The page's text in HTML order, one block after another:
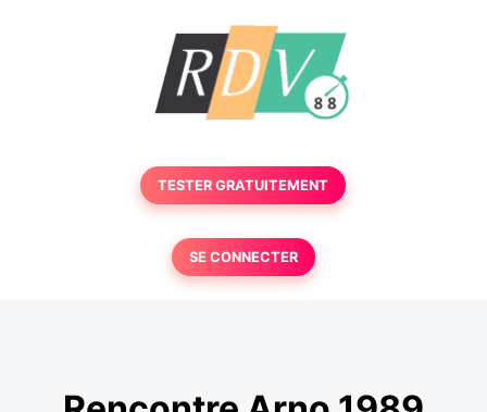
TESTER GRATUITEMENT
SE CONNECTER